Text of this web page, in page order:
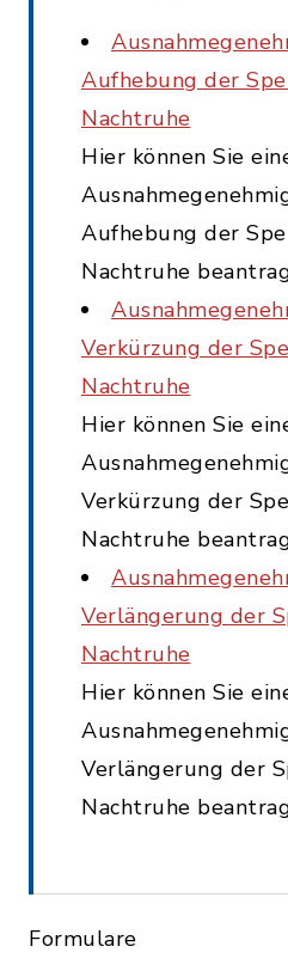
Aufhebung der
Nachtruhe
Hier können Sie
Aufhebung der
Nachtruhe
Verkürzung der
Nachtruhe
Hier können Sie
Verkürzung der
Nachtruhe
Verlängerung der
Nachtruhe
Hier können Sie
Verlängerung der
Nachtruhe
Formulare